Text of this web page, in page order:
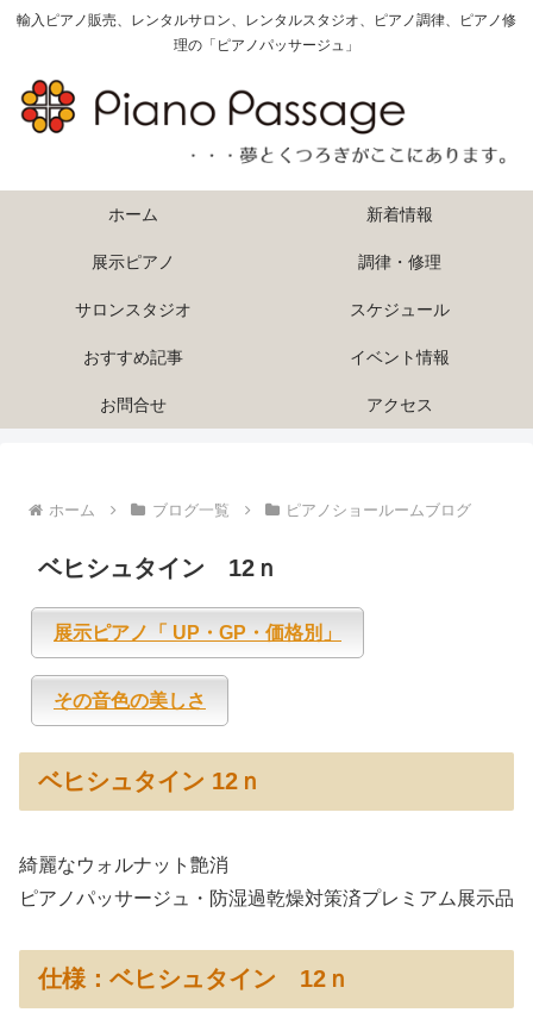
輸入ピアノ販売、レンタルサロン、レンタルスタジオ、ピアノ調律、ピアノ修
理の「ピアノパッサージュ」
ホーム 新着情報
展示ピアノ 調律・修理
サロンスタジオ スケジュール
おすすめ記事 イベント情報
お問合せ アクセス
ホーム ブログ一覧 ピアノショールームブログ
ベヒシュタイン 12ｎ
展示ピアノ「 UP・GP・価格別」
その音色の美しさ
ベヒシュタイン 12ｎ
綺麗なウォルナット艶消
ピアノパッサージュ・防湿過乾燥対策済プレミアム展示品
仕様：ベヒシュタイン 12ｎ